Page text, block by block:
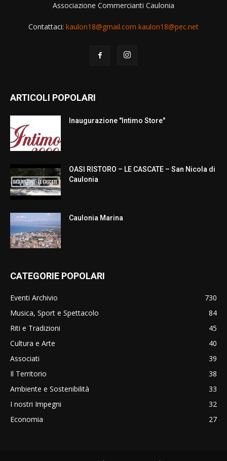
Associazione Commercianti Caulonia
Contattaci: kaulon18@gmail.com kaulon18@pec.net
ARTICOLI POPOLARI
Inaugurazione "Intimo Store"
OASI RISTORO – LE CASCATE – San Nicola di
Caulonia
Caulonia Marina
CATEGORIE POPOLARI
Eventi Archivio
730
Musica, Sport e Spettacolo
84
Riti e Tradizioni
45
Cultura e Arte
40
Associati
39
Il Territorio
38
Ambiente e Sostenibilità
33
I nostri Impegni
32
Economia
27